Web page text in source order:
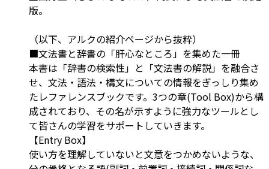
版。
（以下、アルクの紹介ページから抜粋）
■文法書と辞書の「肝心なところ」を集めた一冊
本書は「辞書の検索性」と「文法書の解説」を融合さ
せ、文法・語法・構文についての情報をぎっしり集め
たレファレンスブックです。3つの章(Tool Box)から構
成されており、その名が示すように強力なツールとし
て皆さんの学習をサポートしていきます。
【Entry Box】
使い方を理解していないと文意をつかめないような、